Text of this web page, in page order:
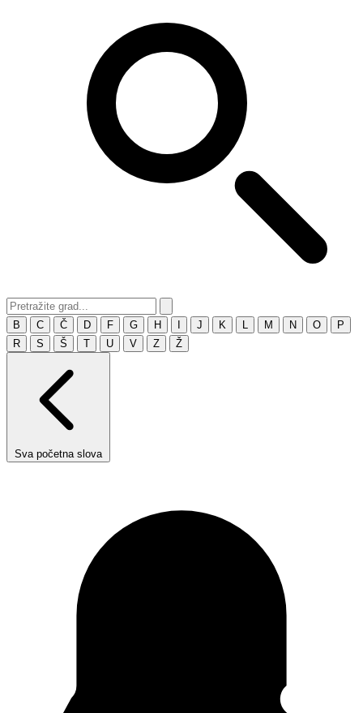
B C Č D F G H J K M N O
P
R
S Š T U V Z Ž
Sva početna slova